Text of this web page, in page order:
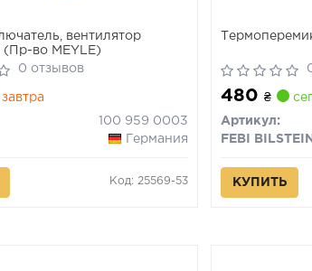
вентилятор
(Пр-во MEYLE)
0 отзывов
100 959 0003
Германия
Код: 25569-53
480₴
Артикул:
FEBI BILSTEIN
КУПИТЬ